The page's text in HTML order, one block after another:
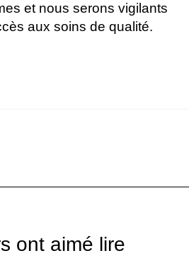
et nous serons vigilants
aux soins de qualité.
ont aimé lire